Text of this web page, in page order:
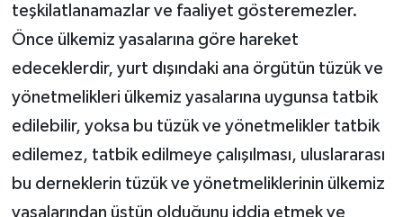
teşkilatlanamazlar ve faaliyet gösteremezler.
Önce ülkemiz yasalarına göre hareket
edeceklerdir, yurt dışındaki ana örgütün tüzük ve
yönetmelikleri ülkemiz yasalarına uygunsa tatbik
edilebilir, yoksa bu tüzük ve yönetmelikler tatbik
edilemez, tatbik edilmeye çalışılması, uluslararası
bu derneklerin tüzük ve yönetmeliklerinin ülkemiz
yasalarından üstün olduğunu iddia etmek ve